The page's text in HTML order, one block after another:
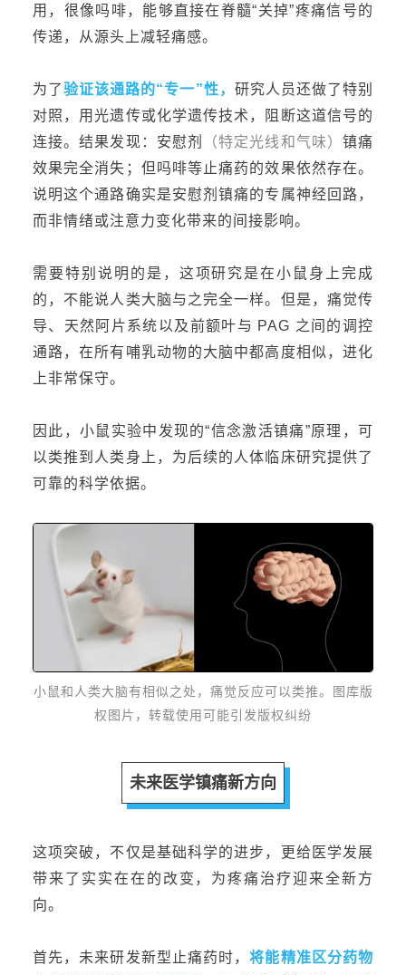
用，很像吗啡，能够直接在脊髓“关掉”疼痛信号的
传递，从源头上减轻痛感。
为了验证该通路的“专一”性， 研究人员还做了特别
对照，用光遗传或化学遗传技术，阻断这道信号的
连接。结果发现：安慰剂
（特定光线和气味） 镇痛
效果完全消失；但吗啡等止痛药的效果依然存在。
说明这个通路确实是安慰剂镇痛的专属神经回路，
而非情绪或注意力变化带来的间接影响。
需要特别说明的是，这项研究是在小鼠身上完成
的，不能说人类大脑与之 完全一样。但是，痛觉传
导、天然阿片系统以及前额叶与 PAG 之间的调控
通路，在所有哺乳动物的大脑中都高度相似，进化
上非常保守。
因此，小鼠实验中发现的“信念激活镇痛”原理，可
以类推到人类身上，为后续的人体临床研究提供了
可靠的科学依据。
小鼠和人类大脑有相似之处，痛觉反应可以类推。图库版
权图片，转载使用可能引发版权纠纷
未来医学镇痛新方向
这项突破，不仅是基础科学的进步，更给医学发展
带来了实实在在的改变，为疼痛治疗迎来全新方
向。
首先，未来研发新型止痛药时，将能精准区分药物